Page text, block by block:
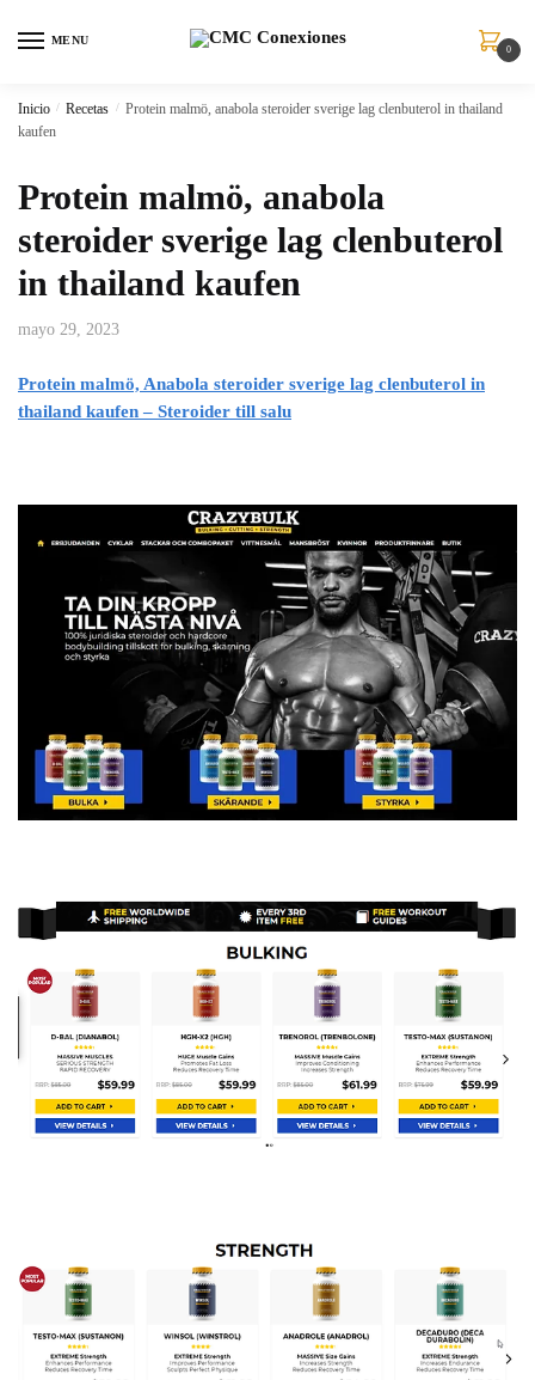
MENU
0
Inicio / Recetas / Protein malmö, anabola steroider sverige lag clenbuterol in thailand
kaufen
Protein malmö, anabola
steroider sverige lag clenbuterol
in thailand kaufen
mayo 29, 2023
Protein malmö, Anabola steroider sverige lag clenbuterol in
thailand kaufen – Steroider till salu